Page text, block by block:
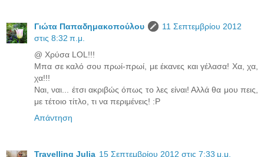
Γιώτα Παπαδημακοπούλου
11 Σεπτεμβρίου 2012
στις 8:32 π.μ.
@ Χρύσα LOL!!!
Μπα σε καλό σου πρωί-πρωί, με έκανες και γέλασα! Χα, χα,
χα!!!
Ναι, ναι... έτσι ακριβώς όπως το λες είναι! Αλλά θα μου πεις,
με τέτοιο τίτλο, τι να περιμένεις! :P
Απάντηση
Travelling Julia 15 Σεπτεμβρίου 2012 στις 7:33 μ.μ.